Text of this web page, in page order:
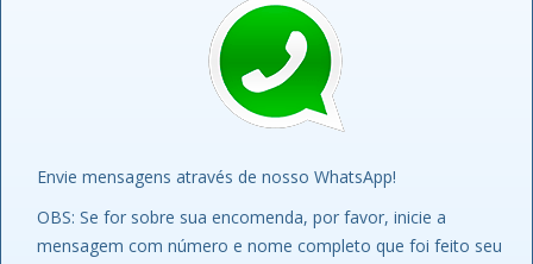
Envie mensagens através de nosso WhatsApp!
OBS: Se for sobre sua encomenda, por favor, inicie a
mensagem com número e nome completo que foi feito seu